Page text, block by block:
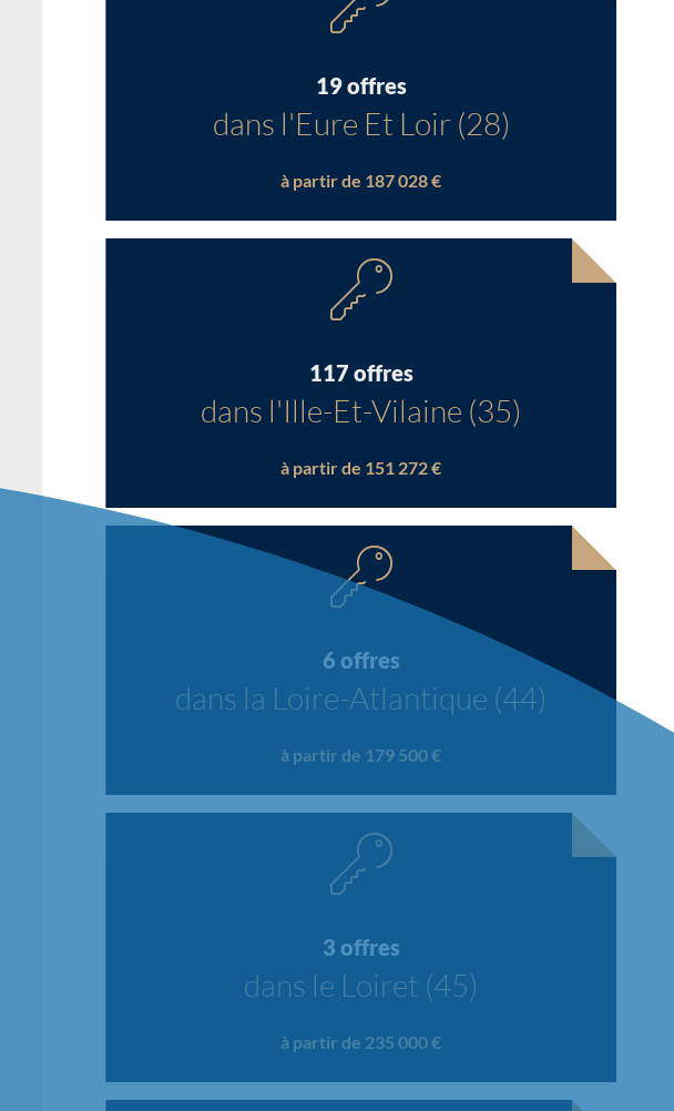
19 offres
dans l'Eure Et Loir (28)
à partir de 187 028 €
117 offres
dans l'Ille-Et-Vilaine (35)
à partir de 151 272 €
6 offres
dans la Loire-Atlantique (44)
à partir de 179 500 €
3 offres
dans le Loiret (45)
à partir de 235 000 €